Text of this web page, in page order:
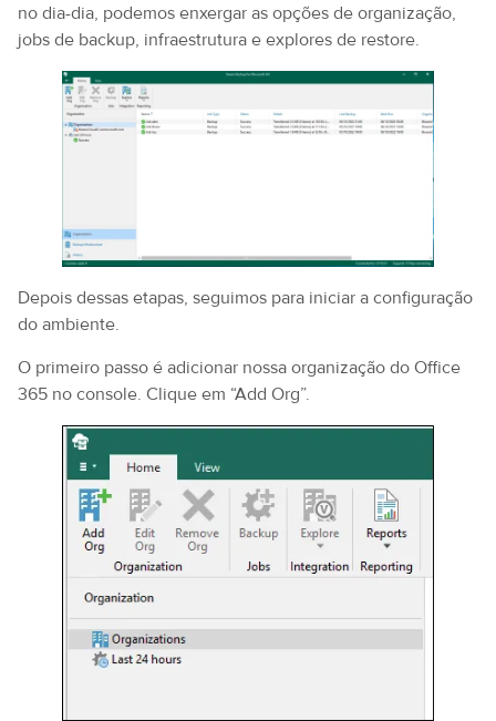
no dia-dia, podemos enxergar as opções de organização,
jobs de backup, infraestrutura e explores de restore.
Depois dessas etapas, seguimos para iniciar a configuração
do ambiente.
O primeiro passo é adicionar nossa organização do Office
365 no console. Clique em “Add Org”.